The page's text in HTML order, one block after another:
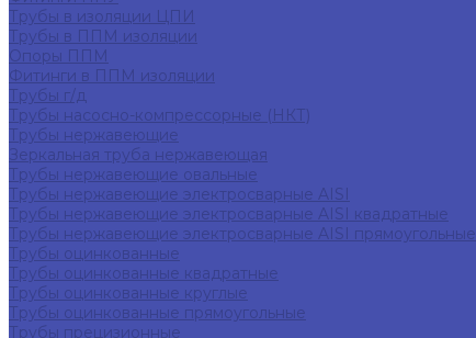
Трубы в изоляции ЦПИ
Трубы в ППМ изоляции
Опоры ППМ
Фитинги в ППМ изоляции
Трубы г/д
Трубы насосно-компрессорные (НКТ)
Трубы нержавеющие
Зеркальная труба нержавеющая
Трубы нержавеющие овальные
Трубы нержавеющие электросварные AISI
Трубы нержавеющие электросварные AISI квадратные
Трубы нержавеющие электросварные AISI прямоугольные
Трубы оцинкованные
Трубы оцинкованные квадратные
Трубы оцинкованные круглые
Трубы оцинкованные прямоугольные
Трубы прецизионные